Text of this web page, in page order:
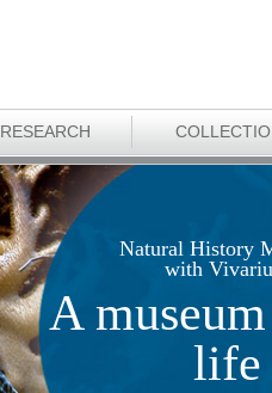
RESEARCH
Natural History
with
A
life